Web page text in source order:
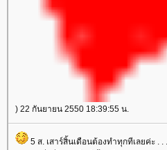
) 22 กันยายน 2550 18:39:55 น.
5 ส. เสาร์สิ้นเดือนต้องทำทุกทีเลยค่ะ .